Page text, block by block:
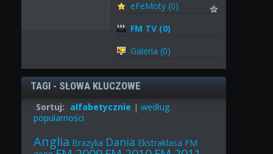
eFeMoty (0)
FM TV (0)
Galeria (0)
TAGI - SŁOWA KLUCZOWE
Sortuj: alfabetycznie | według
popularności
Anglia Brazylia Dania Ekstraklasa FM